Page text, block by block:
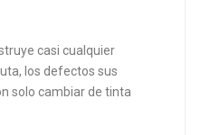
casi cualquier
los defectos sus
solo cambiar de tinta